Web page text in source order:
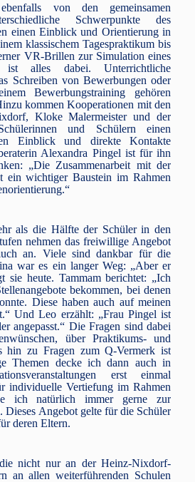
von den gemeinsamen
Schwerpunkte des
einen Einblick und Orientierung in
klassischem Tagespraktikum bis
VR-Brillen zur Simulation eines
ist alles dabei. Unterrichtliche
Schreiben von Bewerbungen oder
Bewerbungstraining gehören
kommen Kooperationen mit den
Kloke Malermeister und der
und Schülern einen
Einblick und direkte Kontakte
Alexandra Pingel ist für ihn
„Die Zusammenarbeit mit der
wichtiger Baustein im Rahmen
als die Hälfte der Schüler in den
nehmen das freiwillige Angebot
an. Viele sind dankbar für die
war es ein langer Weg: „Aber er
sie heute. Tammam berichtet: „Ich
bekommen, bei denen
Diese haben auch auf meinen
Und Leo erzählt: „Frau Pingel ist
angepasst.“ Die Fragen sind dabei
über Praktikums- und
hin zu Fragen zum Q-Vermerk ist
Themen decke ich dann auch in
erst einmal
individuelle Vertiefung im Rahmen
ich natürlich immer gerne zur
Dieses Angebot gelte für die Schüler
deren Eltern.
nicht nur an der Heinz-Nixdorf-
an allen weiterführenden Schulen